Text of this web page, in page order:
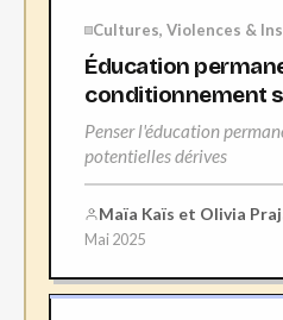
Cultures, Violences &
Éducation
conditionnement
Penser l'éducation
potentielles dérives
Maïa Kaïs et Olivia
Mai 2025